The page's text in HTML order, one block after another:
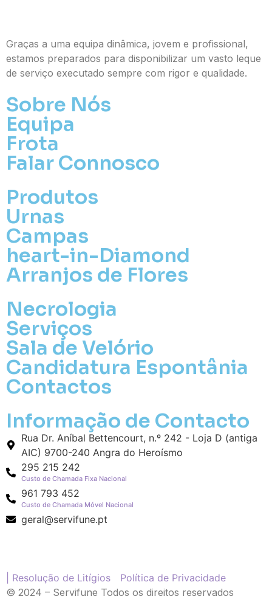
Graças a uma equipa dinâmica, jovem e profissional,
estamos preparados para disponibilizar um vasto leque
de serviço executado sempre com rigor e qualidade.
Sobre Nós
Equipa
Frota
Falar Connosco
Produtos
Urnas
Campas
heart-in-Diamond
Arranjos de Flores
Necrologia
Serviços
Sala de Velório
Candidatura Espontânia
Contactos
Informação de Contacto
Rua Dr. Aníbal Bettencourt, n.º 242 - Loja D (antiga
AIC) 9700-240 Angra do Heroísmo
295 215 242
Custo de Chamada Fixa Nacional
961 793 452
Custo de Chamada Móvel Nacional
geral@servifune.pt
| Resolução de Litígios
Política de Privacidade
© 2024 – Servifune Todos os direitos reservados
Pague mais tarde
Envie Flores
Daniel Martins Toste
Neste Formulário, você paga de imediato
com Paypal
O que deseja enviar?
Ramo de Flores
Coroa
Ramo de Flores: